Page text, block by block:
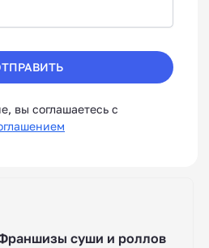
вы соглашаетесь с
суши и роллов